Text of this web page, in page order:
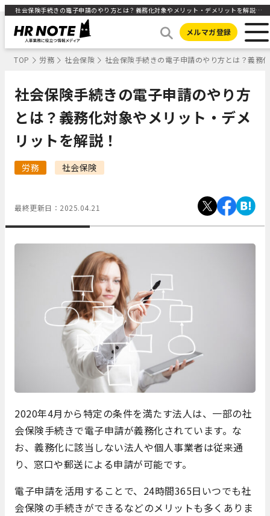
社会保険手続きの電子申請のやり方とは？義務化対象やメリット・デメリットを解説！ ｜HR NOTE
メルマガ登録
TOP 労務 社会保険 社会保険手続きの電子申請のやり方とは？義務
社会保険手続きの電子申請のやり方
とは？義務化対象やメリット・デメ
リットを解説！
労務 社会保険
最終更新日： 2025.04.21
2020年4月から特定の条件を満たす法人は、一部の社
会保険手続きで電子申請が義務化されています。な
お、義務化に該当しない法人や個人事業者は従来通
り、窓口や郵送による申請が可能です。
電子申請を活用することで、24時間365日いつでも社
会保険の手続きができるなどのメリットも多くありま